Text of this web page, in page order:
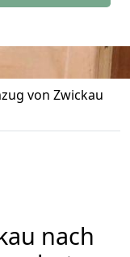
von Zwickau
nach